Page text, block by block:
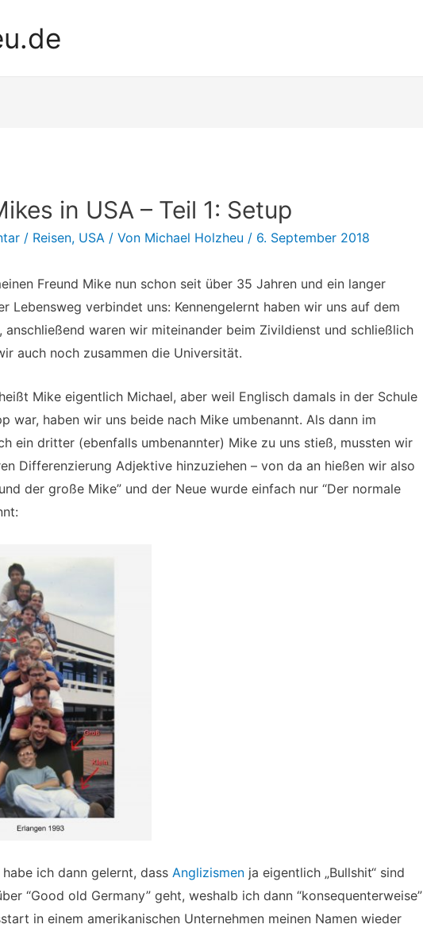
in USA – Teil 1: Setup
/ Reisen, USA/ Von Michael Holzheu / 6. September 2018
Freund Mike nun schon seit über 35 Jahren und ein langer
Lebensweg verbindet uns: Kennengelernt haben wir uns auf dem
anschließend waren wir miteinander beim Zivildienst und schließlich
auch noch zusammen die Universität.
Mike eigentlich Michael, aber weil Englisch damals in der Schule
war, haben wir uns beide nach Mike umbenannt. Als dann im
ein dritter (ebenfalls umbenannter) Mike zu uns stieß, mussten wir
Differenzierung Adjektive hinzuziehen – von da an hießen wir also
der große Mike” und der Neue wurde einfach nur “Der normale
ich dann gelernt, dass Anglizismenja eigentlich „Bullshit“ sind
“Good old Germany” geht, weshalb ich dann “konsequenterweise”
in einem amerikanischen Unternehmen meinen Namen wieder